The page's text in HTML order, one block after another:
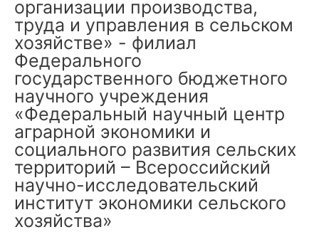
организации производства,
труда и управления в сельском
хозяйстве» - филиал
Федерального
государственного бюджетного
научного учреждения
«Федеральный научный центр
аграрной экономики и
социального развития сельских
территорий – Всероссийский
научно-исследовательский
институт экономики сельского
хозяйства»